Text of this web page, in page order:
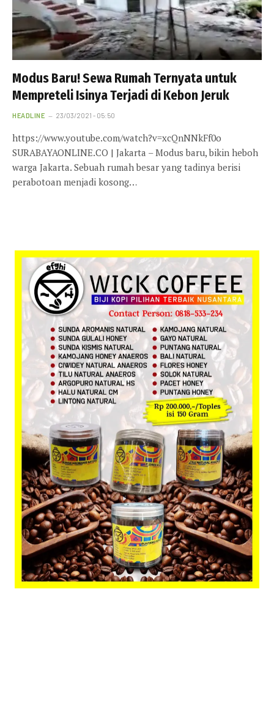
Modus Baru! Sewa Rumah Ternyata untuk
Mempreteli Isinya Terjadi di Kebon Jeruk
HEADLINE 23/03/2021 - 05:50
https://www.youtube.com/watch?v=xcQnNNkFf0o
SURABAYAONLINE.CO | Jakarta – Modus baru, bikin heboh
warga Jakarta. Sebuah rumah besar yang tadinya berisi
perabotoan menjadi kosong…